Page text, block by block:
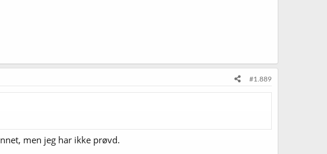
#1.889
men jeg har ikke prøvd.